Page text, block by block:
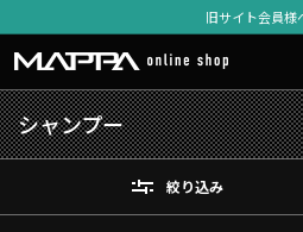
旧サイト会員様
シャンプー
絞り込み